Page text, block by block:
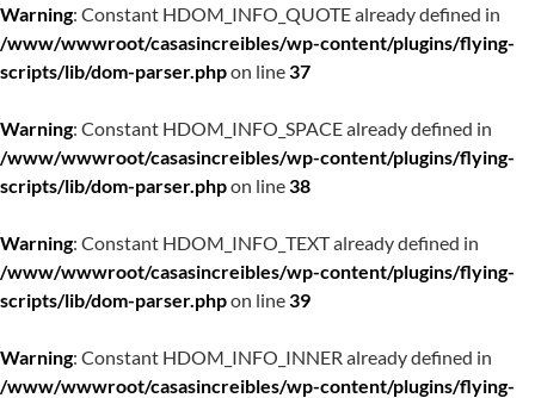
Warning: Constant HDOM_INFO_QUOTE already defined in
/www/wwwroot/casasincreibles/wp-content/plugins/flying-
scripts/lib/dom-parser.phpon line37
Warning: Constant HDOM_INFO_SPACE already defined in
/www/wwwroot/casasincreibles/wp-content/plugins/flying-
scripts/lib/dom-parser.phpon line38
Warning: Constant HDOM_INFO_TEXT already defined in
/www/wwwroot/casasincreibles/wp-content/plugins/flying-
scripts/lib/dom-parser.phpon line39
Warning: Constant HDOM_INFO_INNER already defined in
/www/wwwroot/casasincreibles/wp-content/plugins/flying-